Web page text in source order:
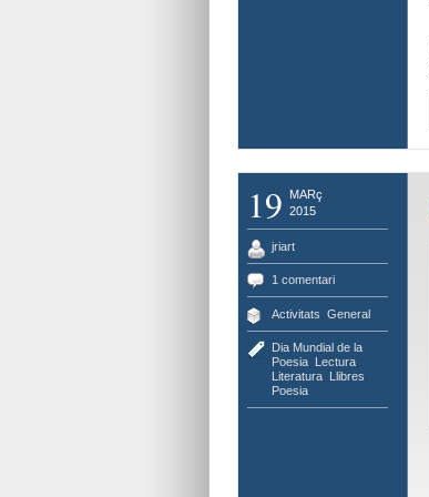
19
MARç
2015
jriart
1 comentari
Activitats General
Dia Mundial de la
Poesia, Lectura,
Literatura, Llibres
Poesia